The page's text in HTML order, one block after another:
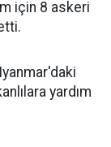
için 8 askeri
yardım